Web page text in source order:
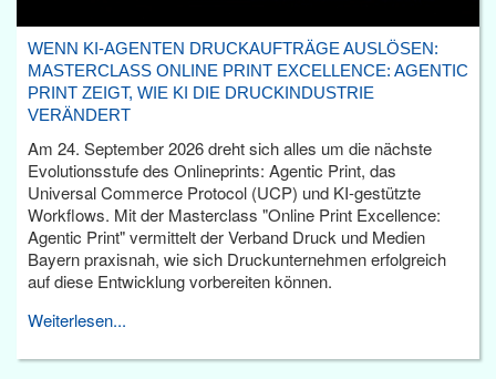
WENN KI-AGENTEN DRUCKAUFTRÄGE AUSLÖSEN:
MASTERCLASS ONLINE PRINT EXCELLENCE: AGENTIC
PRINT ZEIGT, WIE KI DIE DRUCKINDUSTRIE
VERÄNDERT
Am 24. September 2026 dreht sich alles um die nächste
Evolutionsstufe des Onlineprints: Agentic Print, das
Universal Commerce Protocol (UCP) und KI-gestützte
Workflows. Mit der Masterclass "Online Print Excellence:
Agentic Print" vermittelt der Verband Druck und Medien
Bayern praxisnah, wie sich Druckunternehmen erfolgreich
auf diese Entwicklung vorbereiten können.
Weiterlesen...